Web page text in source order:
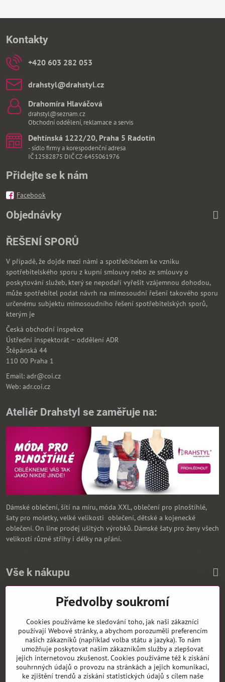
Kontakty
+420 603 282 053
drahstyl​@drahstyl​.cz
Drahomíra Hlaváčová
drahstyl@seznam.cz
Obchodní oddělení, reklamace a servis
Dehtínská 1222/20, Praha 5 Radotín
- sídlo firmy a korespodenční adresa
IČ 12582875 DIČ CZ-6455061976
Přidejte se k nám
Facebook
Objednávky
ŘEŠENÍ SPORŮ
V případě, že dojde mezi námi a spotřebitelem ke vzniku
spotřebitelského sporu z kupní smlouvy nebo ze smlouvy o
poskytování služeb, který se nepodaří vyřešit vzájemnou dohodou,
může spotřebitel podat návrh na mimosoudní řešení takového sporu
určenému subjektu mimosoudního řešení spotřebitelských sporů,
kterým je
Česká obchodní inspekce
Ústřední inspektorát – oddělení ADR
Štěpánská 44
110 00 Praha 1
Email: adr@coi.cz
Web: adr.coi.cz
Ateliér Drahstyl se zaměřuje na:
Dámské oblečení, šítí na míru, móda XXL, oblečení pro plnoštíhlé,
šaty pro moletky, velké velikosti oblečení, dětské a kojenecké
oblečení. On line prodej ušitých výrobků. Dámské šaty pro ženy všech
velikostí různé střihy i délky na přání.
Vše k nákupu
Zasíláme i na SlovenskoPředvolby soukromí
Cookies používáme ke sledování toho, jak naši zákazníci
používají Webové stránky, a abychom porozuměli preferencím
našich zákazníků (například volba státu a jazyka). To nám
umožňuje poskytovat našim zákazníkům služby a zlepšovat
jejich internetovou zkušenost. Cookies používáme též k získání
souhrnných údajů o provozu na stránkách a jejich komunikaci,
ke zjištění trendů a získání statistických údajů s cílem naše